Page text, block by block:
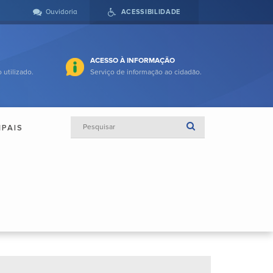
ACESSIBILIDADE
Ouvidoria
utilizado.
ACESSO À INFORMAÇÃO
Serviço de informação ao cidadão.